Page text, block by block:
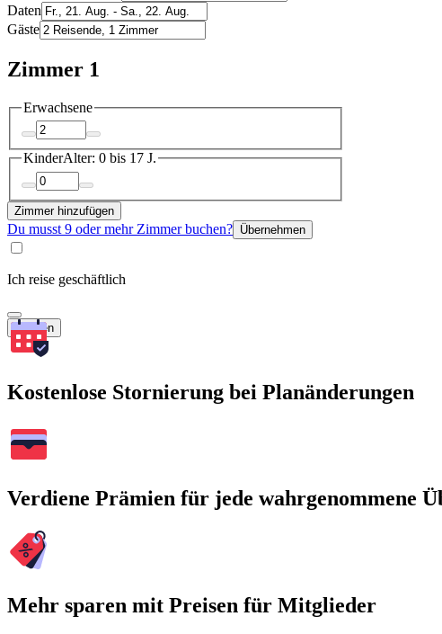
Daten
Gäste
Zimmer 1
Erwachsene
KinderAlter: 0 bis 17 J.
Zimmer hinzufügen
Du musst 9 oder mehr Zimmer buchen? Übernehmen
Ich reise geschäftlich
Suchen
Kostenlose Stornierung bei Planänderungen
Verdiene Prämien für jede wahrgenommene
Mehr sparen mit Preisen für Mitglieder